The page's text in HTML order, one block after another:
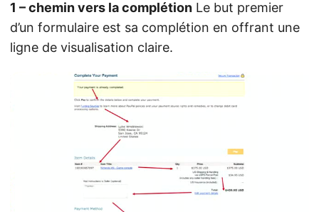
1 – chemin vers la complétion Le but premier
d’un formulaire est sa complétion en offrant une
ligne de visualisation claire.